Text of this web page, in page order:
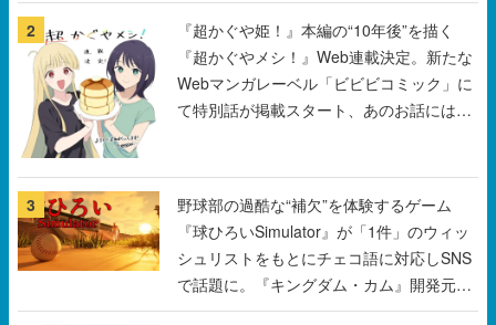
2
『超かぐや姫！』本編の“10年後”を描く
『超かぐやメシ！』Web連載決定。新たな
Webマンガレーベル「ビビビコミック」に
て特別話が掲載スタート、あのお話には…
3
野球部の過酷な“補欠”を体験するゲーム
『球ひろいSimulator』が「1件」のウィッ
シュリストをもとにチェコ語に対応しSNS
で話題に。『キングダム・カム』開発元や
チェコのプロ野球選手から称賛の声